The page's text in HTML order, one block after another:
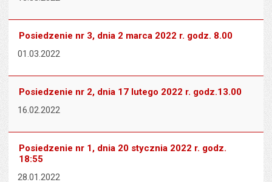
Posiedzenie nr 3, dnia 2 marca 2022 r. godz. 8.00
01.03.2022
Posiedzenie nr 2, dnia 17 lutego 2022 r. godz.13.00
16.02.2022
Posiedzenie nr 1, dnia 20 stycznia 2022 r. godz.
18:55
28.01.2022